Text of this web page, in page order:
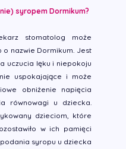
syropem Dormikum?
stomatolog może
nazwie Dormikum. Jest
uczucia lęku i niepokoju
uspokajające i może
obniżenie napięcia
równowagi u dziecka.
dzieciom, które
w ich pamięci
podania syropu u dziecka